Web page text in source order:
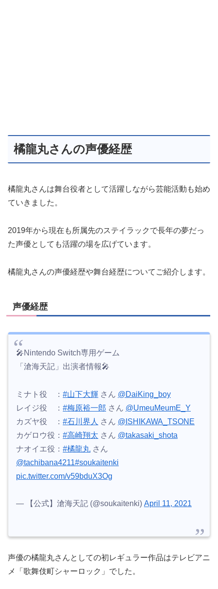
橘龍丸さんの声優経歴
橘龍丸さんは舞台役者として活躍しながら芸能活動も始め
ていきました。
2019年から現在も所属先のステイラックで長年の夢だっ
た声優としても活躍の場を広げています。
橘龍丸さんの声優経歴や舞台経歴についてご紹介します。
声優経歴
🎤Nintendo Switch専用ゲーム
「滄海天記」出演者情報🎤
ミナト役 ： #山下大輝 さん @DaiKing_boy
レイジ役 ： #梅原裕一郎 さん @UmeuMeumE_Y
カズヤ役 ： #石川界人 さん @ISHIKAWA_TSONE
カゲロウ役： #高崎翔太 さん @takasaki_shota
ナオイエ役： #橘龍丸 さん
@tachibana4211#soukaitenki
pic.twitter.com/v59bduX3Og
— 【公式】滄海天記 (@soukaitenki) April 11, 2021
声優の橘龍丸さんとしての初レギュラー作品はテレビアニ
メ「歌舞伎町シャーロック」でした。